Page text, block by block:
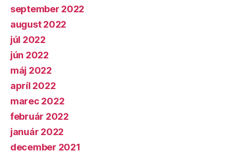
september 2022
august 2022
júl 2022
jún 2022
máj 2022
apríl 2022
marec 2022
február 2022
január 2022
december 2021